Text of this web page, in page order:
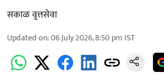
सकाळ वृत्तसेवा
Updated on:06 July 2026, 8:50 pm IST